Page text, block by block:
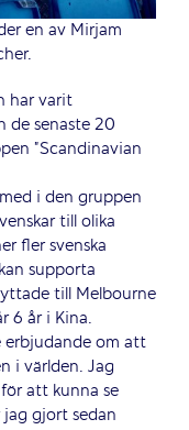
en av Mirjam
har varit
de senaste 20
”Scandinavian
i den gruppen
till olika
fler svenska
supporta
till Melbourne
6 år i Kina.
erbjudande om att
i världen. Jag
att kunna se
gjort sedan